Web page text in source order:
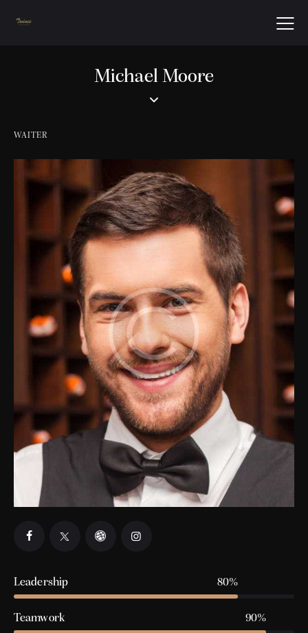
Michael Moore
WAITER
Leadership 80%
Teamwork 90%